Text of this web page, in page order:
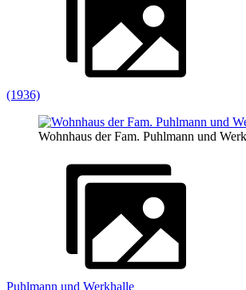
(1936)
Wohnhaus der Fam. Puhlmann und
Puhlmann und Werkhalle